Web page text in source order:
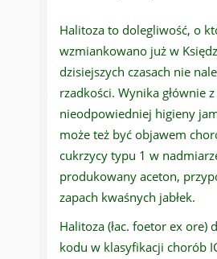
Halitoza to dolegliwość, o
wzmiankowano już w
dzisiejszych czasach nie
rzadkości. Wynika głównie z
nieodpowiedniej higieny
może też być objawem
cukrzycy typu 1 w
produkowany aceton,
zapach kwaśnych jabłek.
Halitoza (łac. foetor ex ore)
kodu w klasyfikacji chorób